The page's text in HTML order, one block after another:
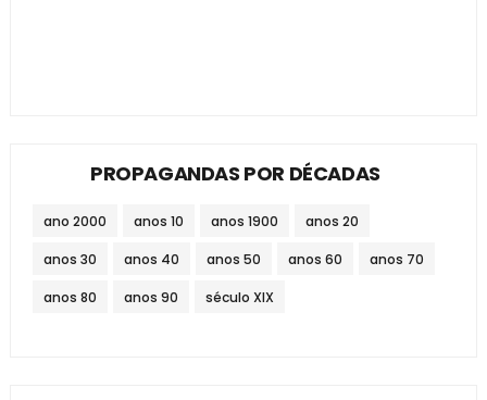
PROPAGANDAS POR DÉCADAS
ano 2000 anos 10 anos 1900 anos 20
anos 30 anos 40 anos 50 anos 60 anos 70
anos 80 anos 90 século XIX